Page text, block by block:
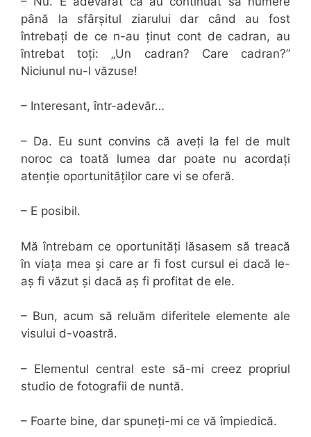
până la sfârșitul ziarului dar când au fost
întrebați de ce n-au ținut cont de cadran, au
întrebat toți: „Un cadran? Care cadran?”
Niciunul nu-l văzuse!
– Interesant, într-adevăr…
– Da. Eu sunt convins că aveți la fel de mult
noroc ca toată lumea dar poate nu acordați
atenție oportunităților care vi se oferă.
– E posibil.
Mă întrebam ce oportunități lăsasem să treacă
în viața mea și care ar fi fost cursul ei dacă le-
aș fi văzut și dacă aș fi profitat de ele.
– Bun, acum să reluăm diferitele elemente ale
visului d-voastră.
– Elementul central este să-mi creez propriul
studio de fotografii de nuntă.
– Foarte bine, dar spuneți-mi ce vă împiedică.